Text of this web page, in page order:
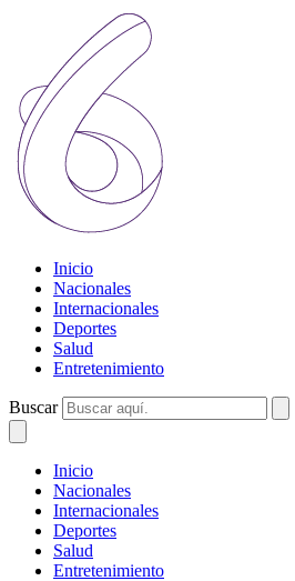
Inicio
Nacionales
Internacionales
Deportes
Salud
Entretenimiento
Buscar
Inicio
Nacionales
Internacionales
Deportes
Salud
Entretenimiento